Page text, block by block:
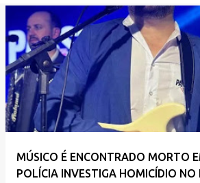
MÚSICO É ENCONTRADO MORTO
POLÍCIA INVESTIGA HOMICÍDIO NO